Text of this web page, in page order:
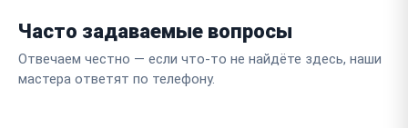
Часто задаваемые вопросы
Отвечаем честно — если что-то не найдёте здесь, наши
мастера ответят по телефону.